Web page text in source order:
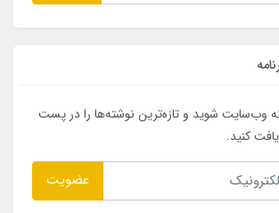
وب‌سایت شوید و تازه‌ترین نوشته‌ها را در پست
کنید.
عضویت